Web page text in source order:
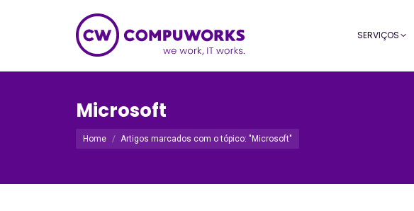
SERVIÇOS
Microsoft
Você está aqui:
Home Artigos marcados com o tópico: "Microsoft"